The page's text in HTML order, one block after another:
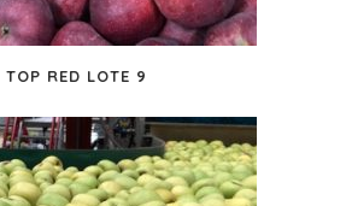
TOP RED LOTE 9